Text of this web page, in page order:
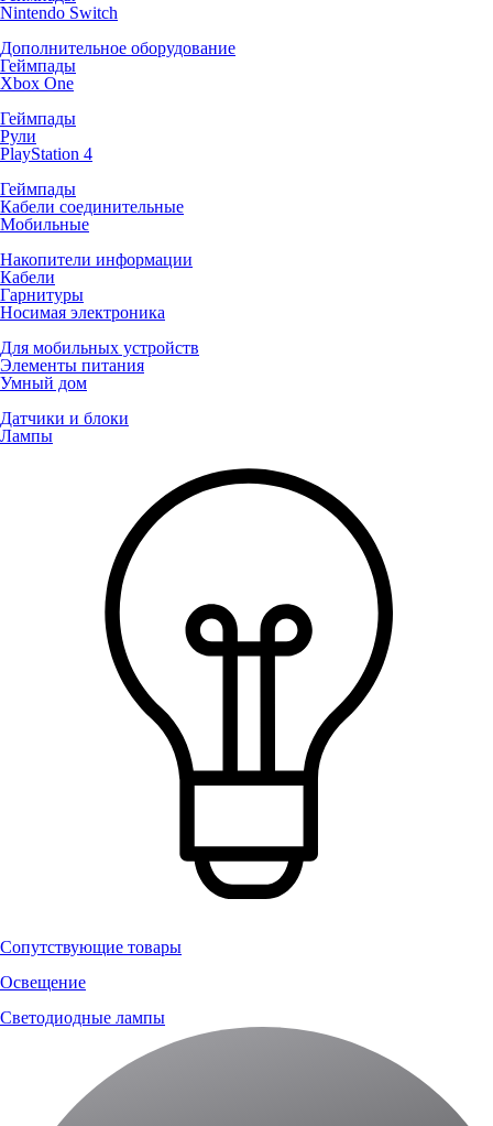
Nintendo Switch
Дополнительное оборудование
Геймпады
Xbox One
Геймпады
Рули
PlayStation 4
Геймпады
Кабели соединительные
Мобильные
Накопители информации
Кабели
Гарнитуры
Носимая электроника
Для мобильных устройств
Элементы питания
Умный дом
Датчики и блоки
Лампы
Сопутствующие товары
Освещение
Светодиодные лампы